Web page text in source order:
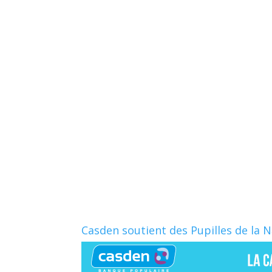
Casden soutient des Pupilles de la